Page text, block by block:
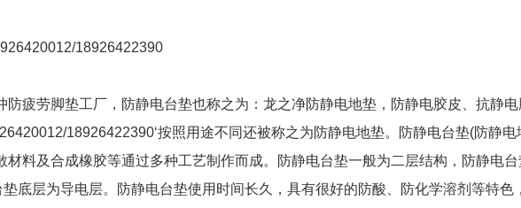
18926422390
防疲劳脚垫工厂，防静电台垫也称之为：龙之净防静电地垫，防静电胶皮、抗静电
18926422390‘按照用途不同还被称之为防静电地垫。防静电台垫(防静电
材料及合成橡胶等通过多种工艺制作而成。防静电台垫一般为二层结构，防静电台
底层为导电层。防静电台垫使用时间长久，具有很好的防酸、防化学溶剂等特色